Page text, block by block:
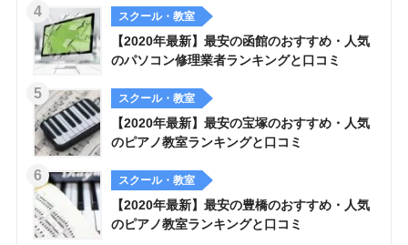
スクール・教室
【2020年最新】最安の函館のおすすめ・人気
のパソコン修理業者ランキングと口コミ
スクール・教室
【2020年最新】最安の宝塚のおすすめ・人気
のピアノ教室ランキングと口コミ
スクール・教室
【2020年最新】最安の豊橋のおすすめ・人気
のピアノ教室ランキングと口コミ